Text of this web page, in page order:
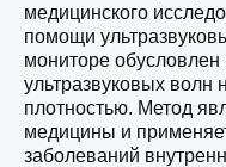
медицинского
помощи
мониторе
ультразвуковых волн
плотностью. Метод
медицины и
заболеваний